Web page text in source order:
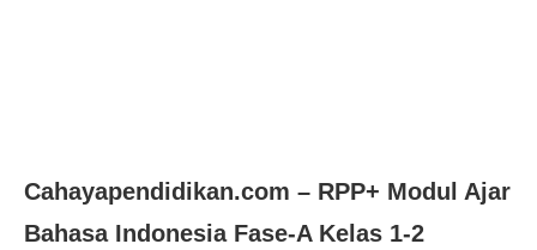
Cahayapendidikan.com – RPP+ Modul Ajar
Bahasa Indonesia Fase-A Kelas 1-2